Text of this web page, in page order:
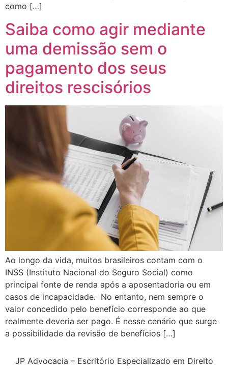
como […]
Saiba como agir mediante
uma demissão sem o
pagamento dos seus
direitos rescisórios
Ao longo da vida, muitos brasileiros contam com o
INSS (Instituto Nacional do Seguro Social) como
principal fonte de renda após a aposentadoria ou em
casos de incapacidade. No entanto, nem sempre o
valor concedido pelo benefício corresponde ao que
realmente deveria ser pago. É nesse cenário que surge
a possibilidade da revisão de benefícios […]
JP Advocacia – Escritório Especializado em Direito